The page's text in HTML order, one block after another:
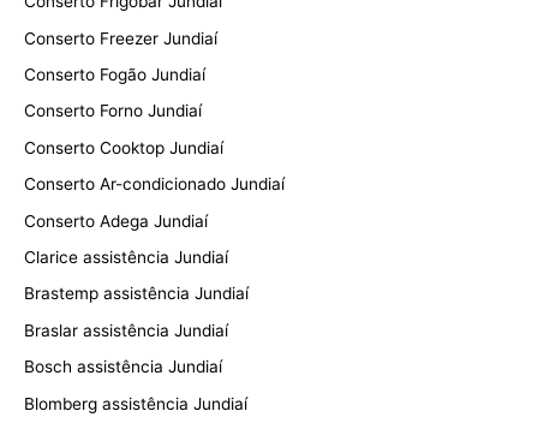
Conserto Freezer Jundiaí
Conserto Fogão Jundiaí
Conserto Forno Jundiaí
Conserto Cooktop Jundiaí
Conserto Ar-condicionado Jundiaí
Conserto Adega Jundiaí
Clarice assistência Jundiaí
Brastemp assistência Jundiaí
Braslar assistência Jundiaí
Bosch assistência Jundiaí
Blomberg assistência Jundiaí